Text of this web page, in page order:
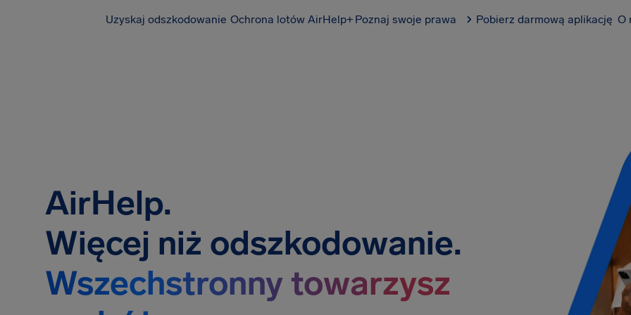
Uzyskaj odszkodowanie Ochrona lotów AirHelp+ Poznaj swoje prawa Pobierz darmową aplikację O
AirHelp.
Więcej niż odszkodowanie.
Wszechstronny towarzysz